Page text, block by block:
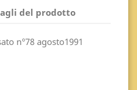
del prodotto
n°78 agosto1991